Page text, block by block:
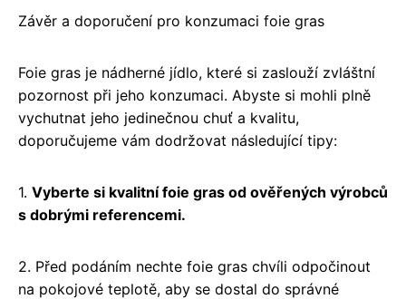
Závěr a doporučení pro konzumaci foie gras
Foie gras je nádherné jídlo, které si zaslouží zvláštní
pozornost při jeho konzumaci. Abyste si mohli plně
vychutnat jeho jedinečnou chuť a kvalitu,
doporučujeme vám dodržovat následující tipy:
1. Vyberte si kvalitní foie gras od ověřených výrobců
s dobrými referencemi.
2. Před podáním nechte foie gras chvíli odpočinout
na pokojové teplotě, aby se dostal do správné